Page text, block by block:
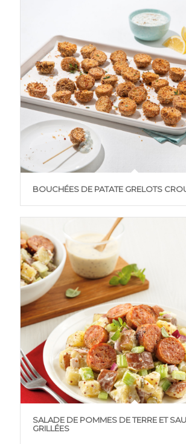
BOUCHÉES DE PATATE GRELOTS
SALADE DE POMMES DE TERRE ET
GRILLÉES